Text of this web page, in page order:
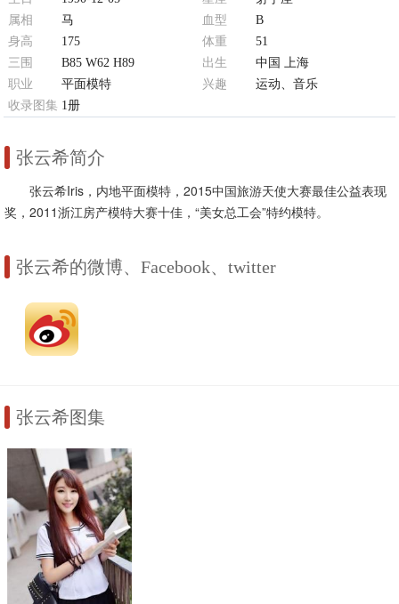
属相
马 血型
B
身高
175 体重
51
三围
B85 W62 H89 出生
中国 上海
职业
平面模特 兴趣
运动、音乐
收录图集 1册
张云希简介
张云希Iris，内地平面模特，2015中国旅游天使大赛最佳公益表现
奖，2011浙江房产模特大赛十佳，“美女总工会”特约模特。
张云希的微博、Facebook、twitter
张云希图集